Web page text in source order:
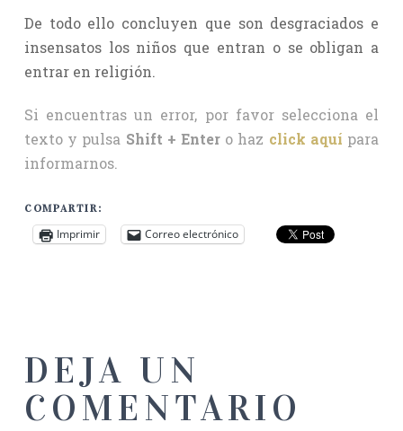
De todo ello concluyen que son desgraciados e
insensatos los niños que entran o se obligan a
entrar en religión.
Si encuentras un error, por favor selecciona el
texto y pulsa Shift + Enter o haz click aquí para
informarnos.
COMPARTIR:
Imprimir Correo electrónico
DEJA UN
COMENTARIO